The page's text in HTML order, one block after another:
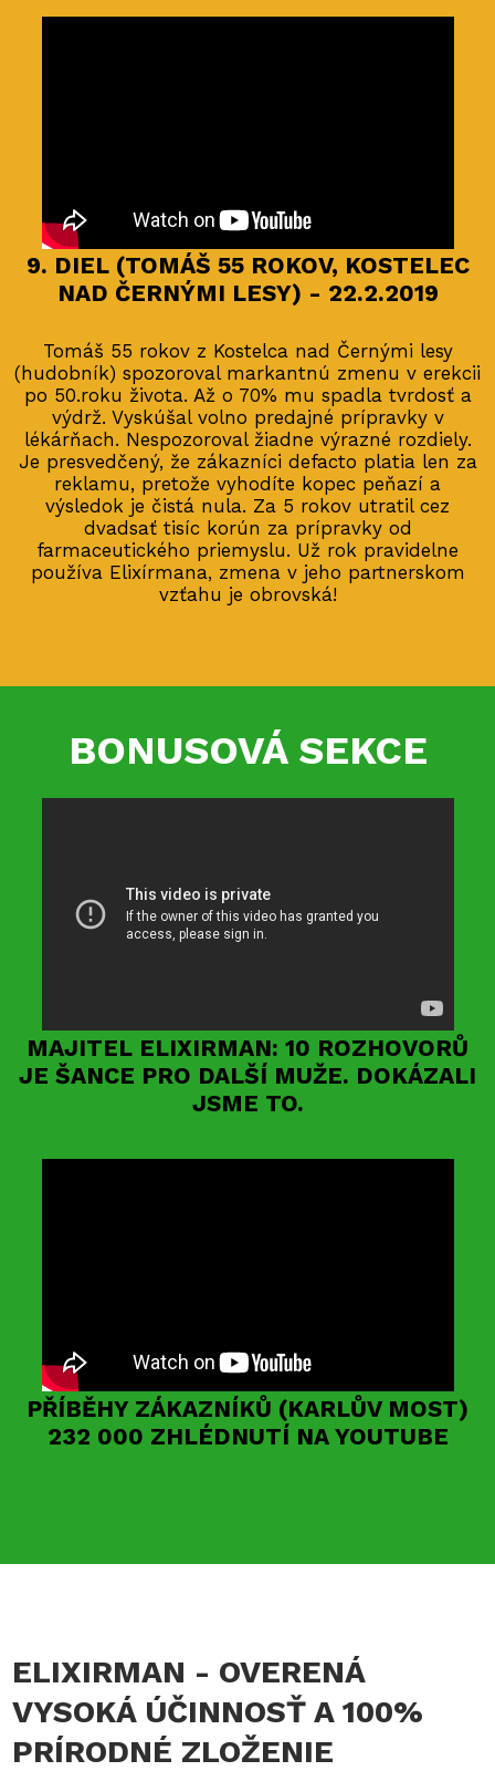
9. DIEL (TOMÁŠ 55 ROKOV, KOSTELEC
NAD ČERNÝMI LESY) - 22.2.2019
Tomáš 55 rokov z Kostelca nad Černými lesy
(hudobník) spozoroval markantnú zmenu v erekcii
po 50.roku života. Až o 70% mu spadla tvrdosť a
výdrž. Vyskúšal volno predajné prípravky v
lékárňach. Nespozoroval žiadne výrazné rozdiely.
Je presvedčený, že zákazníci defacto platia len za
reklamu, pretože vyhodíte kopec peňazí a
výsledok je čistá nula. Za 5 rokov utratil cez
dvadsať tisíc korún za prípravky od
farmaceutického priemyslu. Už rok pravidelne
používa Elixírmana, zmena v jeho partnerskom
vzťahu je obrovská!
BONUSOVÁ SEKCE
MAJITEL ELIXIRMAN: 10 ROZHOVORŮ
JE ŠANCE PRO DALŠÍ MUŽE. DOKÁZALI
JSME TO.
PŘÍBĚHY ZÁKAZNÍKŮ (KARLŮV MOST)
232 000 ZHLÉDNUTÍ NA YOUTUBE
ELIXIRMAN - OVERENÁ
VYSOKÁ ÚČINNOSŤ A 100%
PRÍRODNÉ ZLOŽENIE